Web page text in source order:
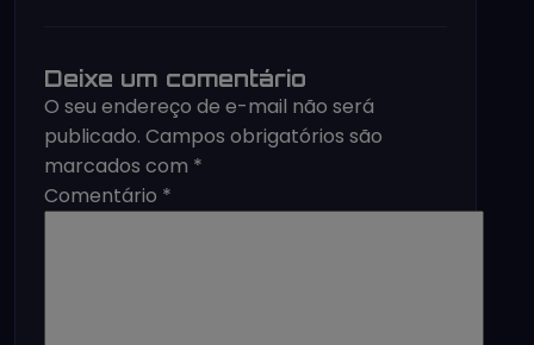
Deixe um comentário
O seu endereço de e-mail não será
publicado. Campos obrigatórios são
marcados com *
Comentário *